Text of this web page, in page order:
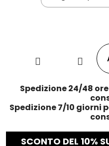
Spedizione 24/48
Spedizione 7/10 giorni
SCONTO DEL 10%